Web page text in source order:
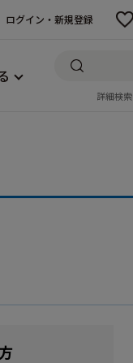
ログイン・新規登録
詳細検索